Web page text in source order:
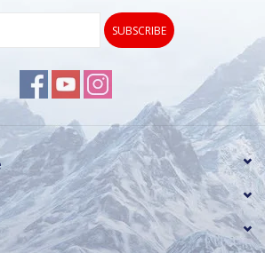
SUBSCRIBE